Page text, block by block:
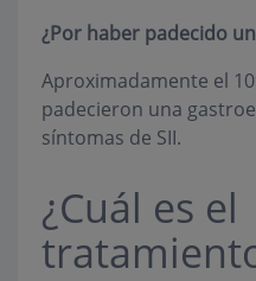
¿Por haber padecido
Aproximadamente el
padecieron una
síntomas de SII.
¿Cuál es el